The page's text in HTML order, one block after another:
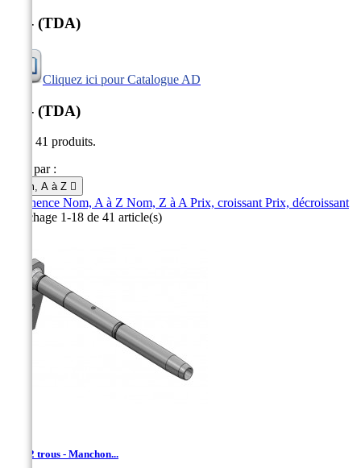
AD- (TDA)
Cliquez ici pour Catalogue AD
AD- (TDA)
Il y a 41 produits.
Trier par :
Nom, A à Z 
Pertinence Nom, A à Z Nom, Z à APrix, croissantPrix, décroissant
Affichage 1-18 de 41 article(s)
AD - 2 trous - Manchon...